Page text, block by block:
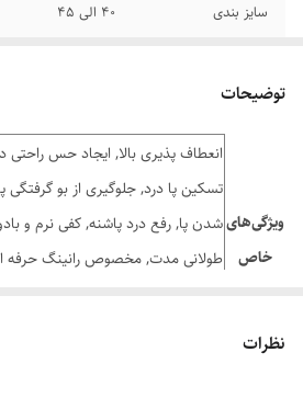
سایز بندی ۴۰ الی ۴۵
توضیحات
ویژگی‌های
خاص
انعطاف پذیری بالا, ایجاد حس راحتی
تسکین پا درد, جلوگیری از بو گرفتگی
شدن پا, رفع درد پاشنه, کفی نرم و
طولانی مدت, مخصوص رانینگ حرفه‌
نظرات